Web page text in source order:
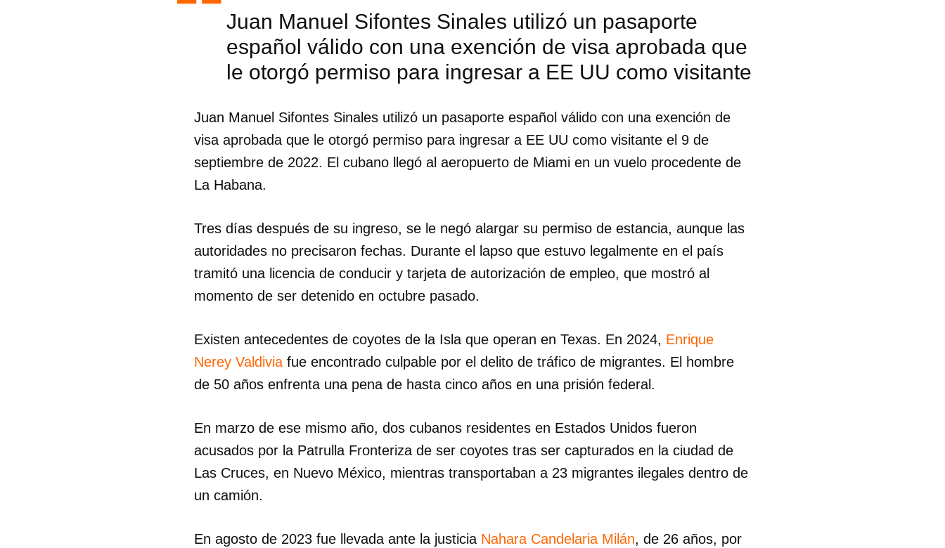
CANCELAR
Juan Manuel Sifontes Sinales utilizó un pasaporte
español válido con una exención de visa aprobada que
le otorgó permiso para ingresar a EE UU como visitante
Juan Manuel Sifontes Sinales utilizó un pasaporte español válido con una exención de
visa aprobada que le otorgó permiso para ingresar a EE UU como visitante el 9 de
septiembre de 2022. El cubano llegó al aeropuerto de Miami en un vuelo procedente de
La Habana.
Tres días después de su ingreso, se le negó alargar su permiso de estancia, aunque las
autoridades no precisaron fechas. Durante el lapso que estuvo legalmente en el país
tramitó una licencia de conducir y tarjeta de autorización de empleo, que mostró al
momento de ser detenido en octubre pasado.
Existen antecedentes de coyotes de la Isla que operan en Texas. En 2024, Enrique
Nerey Valdivia fue encontrado culpable por el delito de tráfico de migrantes. El hombre
de 50 años enfrenta una pena de hasta cinco años en una prisión federal.
En marzo de ese mismo año, dos cubanos residentes en Estados Unidos fueron
acusados por la Patrulla Fronteriza de ser coyotes tras ser capturados en la ciudad de
Las Cruces, en Nuevo México, mientras transportaban a 23 migrantes ilegales dentro de
un camión.
En agosto de 2023 fue llevada ante la justicia Nahara Candelaria Milán, de 26 años, por